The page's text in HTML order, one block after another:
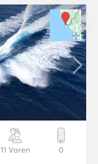
11 Varen 0